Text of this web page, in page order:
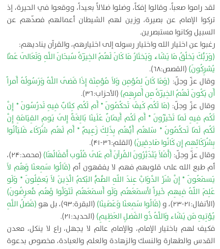
لقد راموا صعباً، وقالوا إفكاً، وضلوا ضلالاً بعيداً، ووقعوا في الحيرة، إذ
تركوا الإمام عن بصيرة، وزين لهم الشيطان أعمالهم فصدّهم عن
السبيل وكانوا مستبصرين.
رغبوا عن اختيار الله واختيار رسوله إلى اختيارهم، والقرآن يناديهم:
(وَرَبُّكَ يَخلُقُ مَا يَشَاء وَيَختَارُ مَا كَانَ لَهُمُ الخِيَرَةُ سُبحَانَ اللَّهِ وَتَعَالَى عَمَّا
يُشرِكُونَ) (القصص:۶۸).
وقال عزّ وجلّ: (وَمَا كَانَ لِمُؤمِن وَلاَ مُؤمِنَة إِذَا قَضَى اللَّهُ وَرَسُولُهُ أَمراً
أَن يَكُونَ لَهُمُ الخِيَرَةُ مِن أَمرِهِم) (الأحزاب:۳۶).
وقال عزّ وجلّ: (مَا لَكُم كَيفَ تَحكُمُونَ * أَم لَكُم كِتَابٌ فِيهِ تَدرُسُونَ * إِنَّ
لَكُم فِيهِ لَمَا تَخَيَّرُونَ * أَم لَكُم أَيمَانٌ عَلَينَا بَالِغَةٌ إِلَى يَومِ القِيَامَةِ إِنَّ
لَكُم لَمَا تَحكُمُونَ * سَلهُم أَيُّهُم بِذَلِكَ زَعِيمٌ * أَم لَهُم شُرَكَاء فَليَأتُوا
بِشُرَكَائِهِم إِن كَانُوا صَادِقِينَ) (القلم:۳۶-۴۱).
وقال عزّ وجلّ: (أَفَلاَ يَتَدَبَّرُونَ القُرآنَ أَم عَلَى قُلُوب أَقفَالُهَا)
(محمد:۲۴)،
أم طبع الله على قلوبهم فهم لا يفقهون أم (قَالُوا سَمِعنَا وَهُم لاَ
يَسمَعُونَ * إِنَّ شَرَّ الدَّوَابَّ عِندَ اللّهِ الصُّمُّ البُكمُ الَّذِينَ لاَ يَعقِلُونَ * وَلَو
عَلِمَ اللّهُ فِيهِم خَيراً لاَّسمَعَهُم وَلَو أَسمَعَهُم لَتَوَلَّوا وَّهُم مُّعرِضُونَ)
(الأنفال:۲۱-۲۳)، و
(قَالُوا سَمِعنَا وَعَصَينَا) (البقرة:۹۳)، بل هو
(فَضلُ اللَّهِ
يُؤتِيهِ مَن يَشَاء وَاللَّهُ ذُو الفَضلِ العَظِيمِ) (الحديد:۲۱).
فكيف لهم باختيار الإمام، والإمام عالم لا يجهل، راع لا ينكل، معدن
القدس والطهارة والنسك والزهادة والعلم والعبادة، مخصوص بدعوة